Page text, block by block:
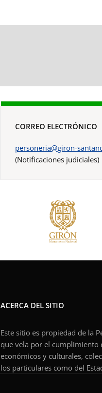
CORREO ELECTRÓNICO
personeria@giron-
(Notificaciones judiciales)
ACERCA DEL SITIO
Este sitio es propiedad de la
que vela por el cumplimiento
económicos y culturales,
los particulares como del